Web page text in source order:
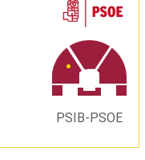
PSIB-PSOE